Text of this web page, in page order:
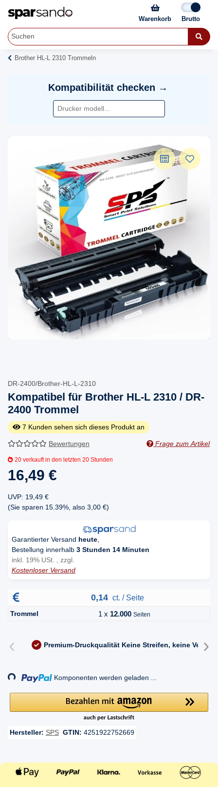
Warenkorb
Brother HL-L 2310 Trommeln
Kompatibilität checken →
DR-2400/Brother-HL-L-2310
Kompatibel für Brother HL-L 2310 / DR-
2400 Trommel
7 Kunden sehen sich dieses Produkt an
Bewertungen Frage zum Artikel
20 verkauft in den letzten 20 Stunden
16,49 €
UVP: 19,49 €
(Sie sparen 15.39% , also 3,00 €)
Garantierter Versand heute
Bestellung innerhalb 3 Stunden 14 Minuten
inkl. 19% USt. , zzgl.
Kostenloser Versand
0,14 ct. / Seite
Trommel 1 x 12.000 Seiten
‹ Premium-Druckqualität Keine Streifen, keine ›
Loading... Komponenten werden geladen ...
Hersteller: SPS GTIN: 4251922752669